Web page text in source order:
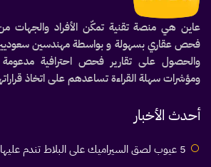
عاين هي منصة تقنية تمكّن الأفراد
فحص عقاري بسهولة و بواسطة مهندسين
ومؤشرات سهلة القراءة تساعدهم على اتخاذ
أحدث الأخبار
5 عيوب لصق السيراميك على البلاط تندم عليها لاحقاً